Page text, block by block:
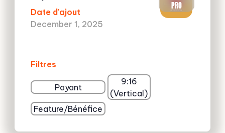
Date d'ajout
December 1, 2025
Filtres
Payant
9:16
(Vertical)
Feature/Bénéfice
PRO